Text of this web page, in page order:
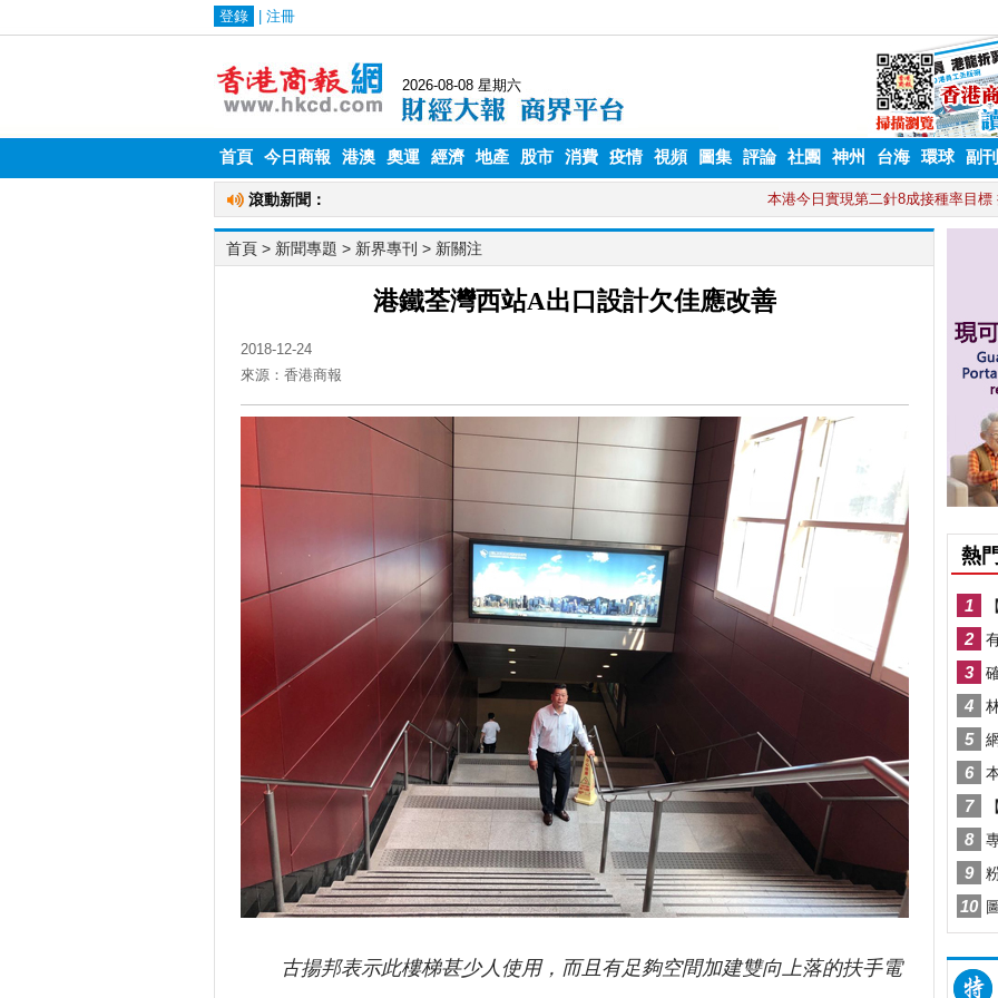
首頁 今日商報 港澳 奧運 經濟 地產 股市 消費 疫情 視頻 圖集 評論 社團 神州 台海 環球 副刊
首頁 > 新聞專題 > 新界專刊 > 新關注
港鐵荃灣西站A出口設計欠佳應改善
2018-12-24
來源：香港商報
古揚邦表示此樓梯甚少人使用，而且有足夠空間加建雙向上落的扶手電